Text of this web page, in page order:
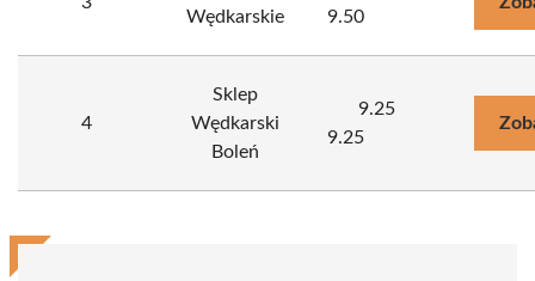
Wędkarskie
9.50
4
Sklep
Wędkarski
Boleń
9.25
9.25